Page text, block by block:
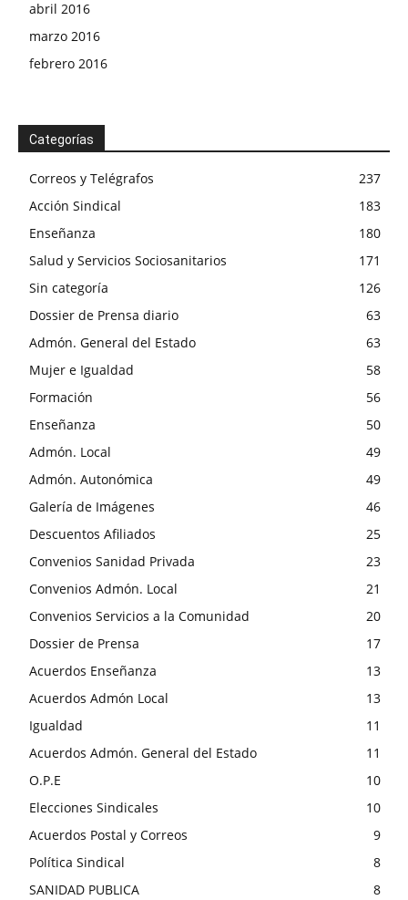
abril 2016
marzo 2016
febrero 2016
Categorías
Correos y Telégrafos
237
Acción Sindical
183
Enseñanza
180
Salud y Servicios Sociosanitarios
171
Sin categoría
126
Dossier de Prensa diario
63
Admón. General del Estado
63
Mujer e Igualdad
58
Formación
56
Enseñanza
50
Admón. Local
49
Admón. Autonómica
49
Galería de Imágenes
46
Descuentos Afiliados
25
Convenios Sanidad Privada
23
Convenios Admón. Local
21
Convenios Servicios a la Comunidad
20
Dossier de Prensa
17
Acuerdos Enseñanza
13
Acuerdos Admón Local
13
Igualdad
11
Acuerdos Admón. General del Estado
11
O.P.E
10
Elecciones Sindicales
10
Acuerdos Postal y Correos
9
Política Sindical
8
SANIDAD PUBLICA
8